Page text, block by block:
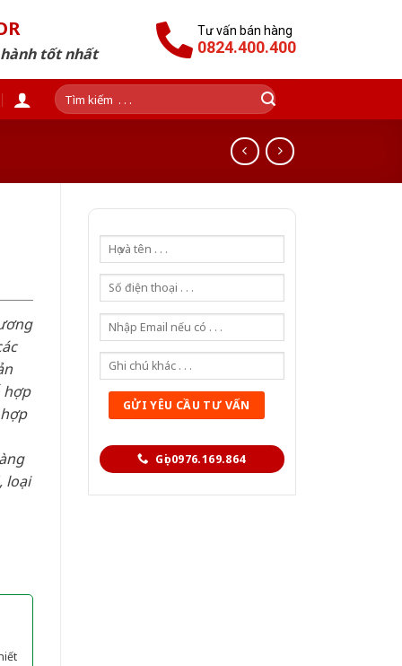
tốt nhất
Tư vấn bán hàng
0824.400.400
Tìm
kiếm:
Gọi 0976.169.864
hợp
loại